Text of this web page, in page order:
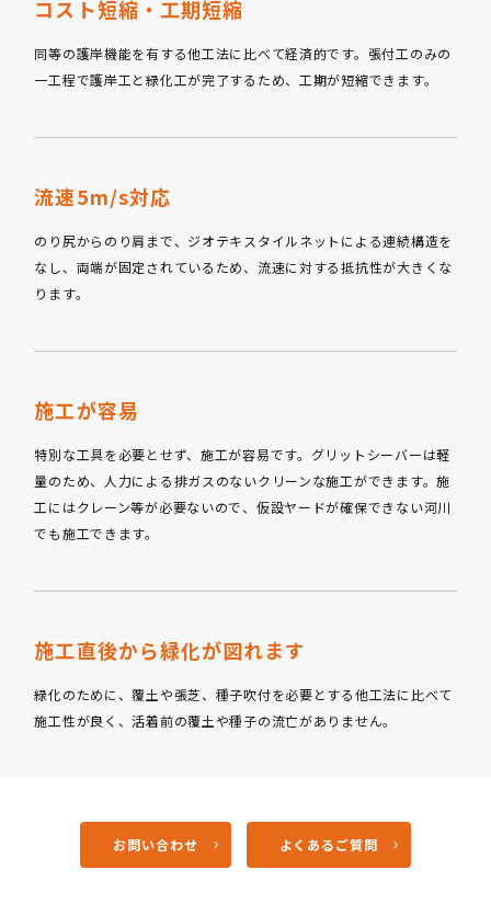
コスト短縮・工期短縮
同等の護岸機能を有する他工法に比べて経済的です。張付工のみの
一工程で護岸工と緑化工が完了するため、工期が短縮できます。
流速5m/s対応
のり尻からのり肩まで、ジオテキスタイルネットによる連続構造を
なし、両端が固定されているため、流速に対する抵抗性が大きくな
ります。
施工が容易
特別な工具を必要とせず、施工が容易です。グリットシーバーは軽
量のため、人力による排ガスのないクリーンな施工ができます。施
工にはクレーン等が必要ないので、仮設ヤードが確保できない河川
でも施工できます。
施工直後から緑化が図れます
緑化のために、覆土や張芝、種子吹付を必要とする他工法に比べて
施工性が良く、活着前の覆土や種子の流亡がありません。
お問い合わせ よくあるご質問